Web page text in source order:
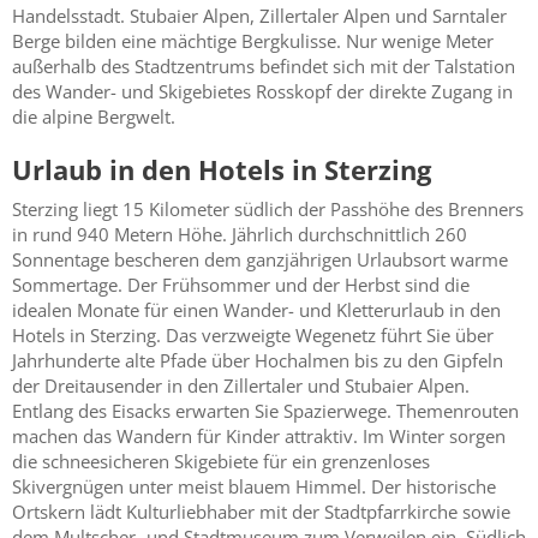
Handelsstadt. Stubaier Alpen, Zillertaler Alpen und Sarntaler
Berge bilden eine mächtige Bergkulisse. Nur wenige Meter
außerhalb des Stadtzentrums befindet sich mit der Talstation
des Wander- und Skigebietes Rosskopf der direkte Zugang in
die alpine Bergwelt.
Urlaub in den Hotels in Sterzing
Sterzing liegt 15 Kilometer südlich der Passhöhe des Brenners
in rund 940 Metern Höhe. Jährlich durchschnittlich 260
Sonnentage bescheren dem ganzjährigen Urlaubsort warme
Sommertage. Der Frühsommer und der Herbst sind die
idealen Monate für einen Wander- und Kletterurlaub in den
Hotels in Sterzing. Das verzweigte Wegenetz führt Sie über
Jahrhunderte alte Pfade über Hochalmen bis zu den Gipfeln
der Dreitausender in den Zillertaler und Stubaier Alpen.
Entlang des Eisacks erwarten Sie Spazierwege. Themenrouten
machen das Wandern für Kinder attraktiv. Im Winter sorgen
die schneesicheren Skigebiete für ein grenzenloses
Skivergnügen unter meist blauem Himmel. Der historische
Ortskern lädt Kulturliebhaber mit der Stadtpfarrkirche sowie